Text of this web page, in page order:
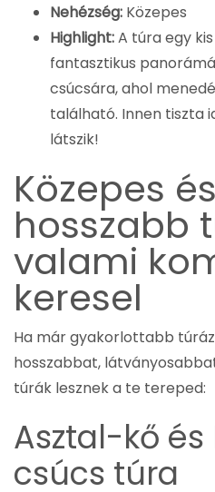
Nehézség: Közepes
Highlight:A túra egy
fantasztikus
csúcsára, ahol
található. Innen tiszta
látszik!
Közepes és
hosszabb
valami
keresel
Ha már gyakorlottabb
hosszabbat,
túrák lesznek a te tereped:
Asztal-kő
csúcs túra